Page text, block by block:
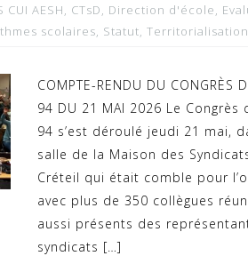
CUI AESH, CTsD, Direction d'école,
scolaires, Statut, Territorialisation
COMPTE-RENDU DU CONGRÈS
94 DU 21 MAI 2026 Le Congrès
94 s’est déroulé jeudi 21 mai,
salle de la Maison des
Créteil qui était comble pour
avec plus de 350 collègues
aussi présents des
syndicats […]